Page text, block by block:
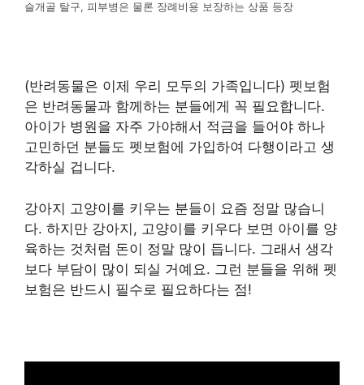
슬개골 탈구, 피부병은 물론 장례비용 보장하는 상품 등장
(반려동물은 이제 우리 모두의 가족입니다) 펫보험
은 반려동물과 함께하는 분들에게 꼭 필요합니다.
아이가 병원을 자주 가야해서 적금을 들어야 하나
고민하던 분들도 펫보험에 가입하여 다행이라고 생
각하실 겁니다.
강아지 고양이를 키우는 분들이 요즘 정말 많습니
다. 하지만 강아지, 고양이를 키우다 보면 아이를 양
육하는 것처럼 돈이 정말 많이 듭니다. 그래서 생각
보다 부담이 많이 되실 거예요. 그런 분들을 위해 펫
보험은 반드시 필수로 필요하다는 점!